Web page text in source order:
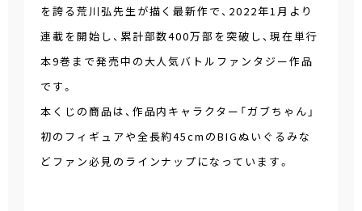
を誇る荒川弘先生が描く最新作で、2022年1月より
連載を開始し、累計部数400万部を突破し、現在単行
本9巻まで発売中の大人気バトルファンタジー作品
です。
本くじの商品は、作品内キャラクター「ガブちゃん」
初のフィギュアや全長約45cmのBIGぬいぐるみな
どファン必見のラインナップになっています。